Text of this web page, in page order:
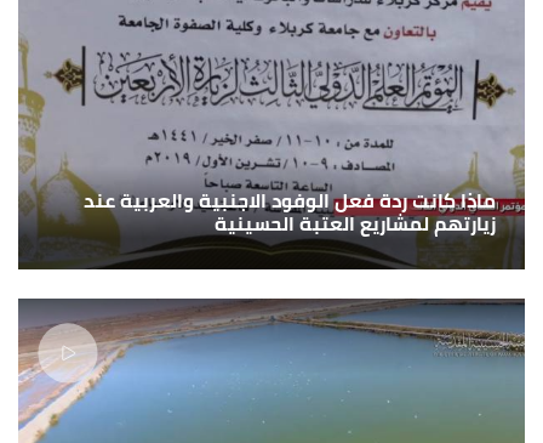
ماذا كانت ردة فعل الوفود الاجنبية والعربية عند
زيارتهم لمشاريع العتبة الحسينية